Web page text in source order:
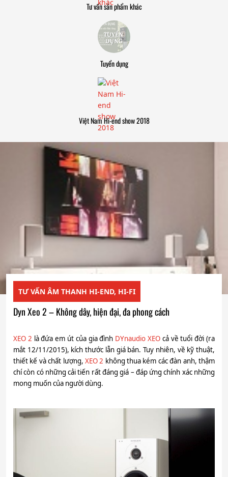
Tư vấn sản phẩm khác
Tuyển dụng
Việt Nam Hi-end show 2018
TƯ VẤN ÂM THANH HI-END, HI-FI
Dyn Xeo 2 – Không dây, hiện đại, đa phong cách
XEO 2 là đứa em út của gia đình DYnaudio XEO cả về tuổi đời (ra
mắt 12/11/2015), kích thước lẫn giá bán. Tuy nhiên, về kỹ thuật,
thiết kế và chất lượng, XEO 2 không thua kém các đàn anh, thậm
chí còn có những cải tiến rất đáng giá – đáp ứng chính xác những
mong muốn của người dùng.